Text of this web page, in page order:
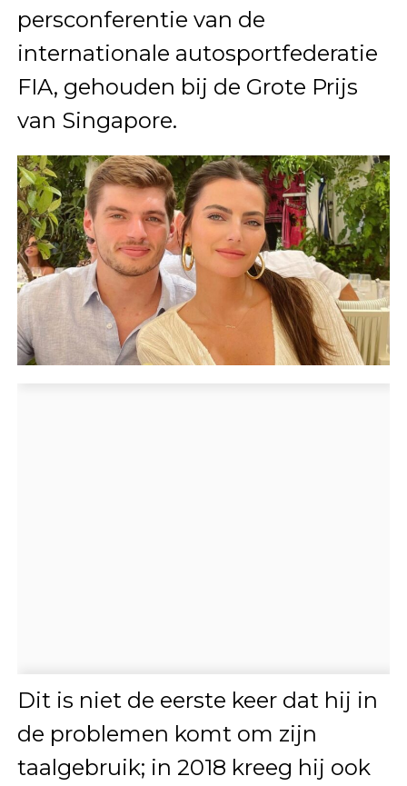
persconferentie van de
internationale autosportfederatie
FIA, gehouden bij de Grote Prijs
van Singapore.
Dit is niet de eerste keer dat hij in
de problemen komt om zijn
taalgebruik; in 2018 kreeg hij ook